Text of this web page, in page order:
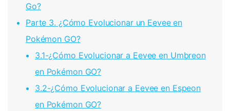
Go?󠀲󠀡󠀨󠀠󠀢󠀣󠀢󠀤󠀡󠀳
Parte 3. ¿Cómo Evolucionar un Eevee en
Pokémon GO?󠀲󠀡󠀨󠀠󠀢󠀣󠀢󠀤󠀣󠀳
3.1-󠀰¿Cómo Evolucionar a Eevee en Umbreon
en Pokémon GO?󠀲󠀡󠀨󠀠󠀢󠀣󠀢󠀤󠀤󠀳
3.2-¿Cómo Evolucionar a Eevee en Espeon
en Pokémon GO?󠀲󠀡󠀨󠀠󠀢󠀣󠀢󠀤󠀥󠀳